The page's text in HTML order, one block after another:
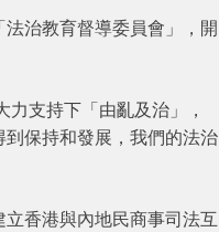
治教育督導委員會」，開
支持下「由亂及治」，
保持和發展，我們的法治
香港與內地民商事司法互